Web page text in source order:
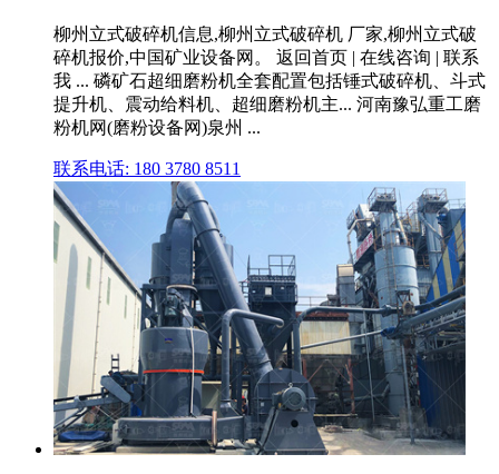
柳州立式破碎机信息,柳州立式破碎机 厂家,柳州立式破
碎机报价,中国矿业设备网。 返回首页 | 在线咨询 | 联系
我 ... 磷矿石超细磨粉机全套配置包括锤式破碎机、斗式
提升机、震动给料机、超细磨粉机主... 河南豫弘重工磨
粉机网(磨粉设备网)泉州 ...
联系电话: 180 3780 8511